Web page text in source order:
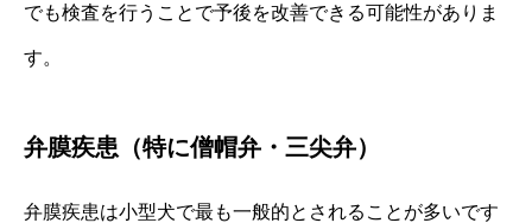
でも検査を行うことで予後を改善できる可能性がありま
す。
弁膜疾患（特に僧帽弁・三尖弁）
弁膜疾患は小型犬で最も一般的とされることが多いです